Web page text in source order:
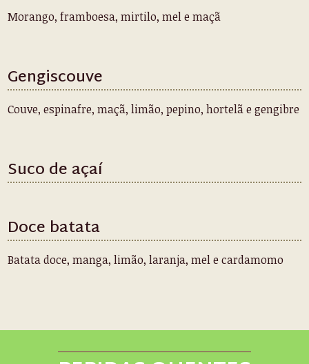
Morango, framboesa, mirtilo, mel e maçã
Gengiscouve
Couve, espinafre, maçã, limão, pepino, hortelã e gengibre
Suco de açaí
Doce batata
Batata doce, manga, limão, laranja, mel e cardamomo